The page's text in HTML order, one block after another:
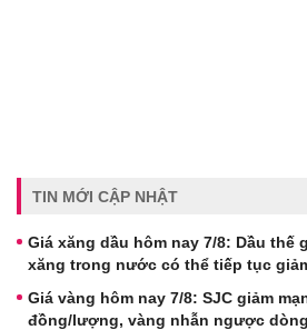
TIN MỚI CẬP NHẬT
Giá xăng dầu hôm nay 7/8: Dầu thế
xăng trong nước có thể tiếp tục
Giá vàng hôm nay 7/8: SJC giảm
đồng/lượng, vàng nhẫn ngược